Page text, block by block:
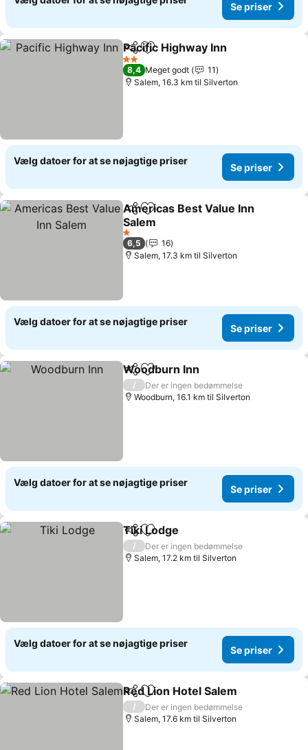
Se priser
Del Føj til favoritter
Pacific Highway Inn
2 Stjerner
8,4 Meget godt
11
Salem, 16.3 km til Silverton
Vælg datoer for at se nøjagtige priser
Se priser
Del Føj til favoritter
Americas Best Value Inn
Salem
Se priser
1 Stjerner
6,5
16
Salem, 17.3 km til Silverton
Vælg datoer for at se nøjagtige priser
Se priser
Del Føj til favoritter
Woodburn Inn
/
Der er ingen bedømmelse
Woodburn, 16.1 km til Silverton
Vælg datoer for at se nøjagtige priser
Se priser
Del Føj til favoritter
Tiki Lodge
/
Der er ingen bedømmelse
Salem, 17.2 km til Silverton
Vælg datoer for at se nøjagtige priser
Se priser
Del Føj til favoritter
Red Lion Hotel Salem
/
Der er ingen bedømmelse
Salem, 17.6 km til Silverton